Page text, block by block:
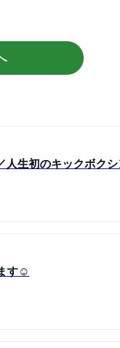
人生初のキックボク
す☺︎